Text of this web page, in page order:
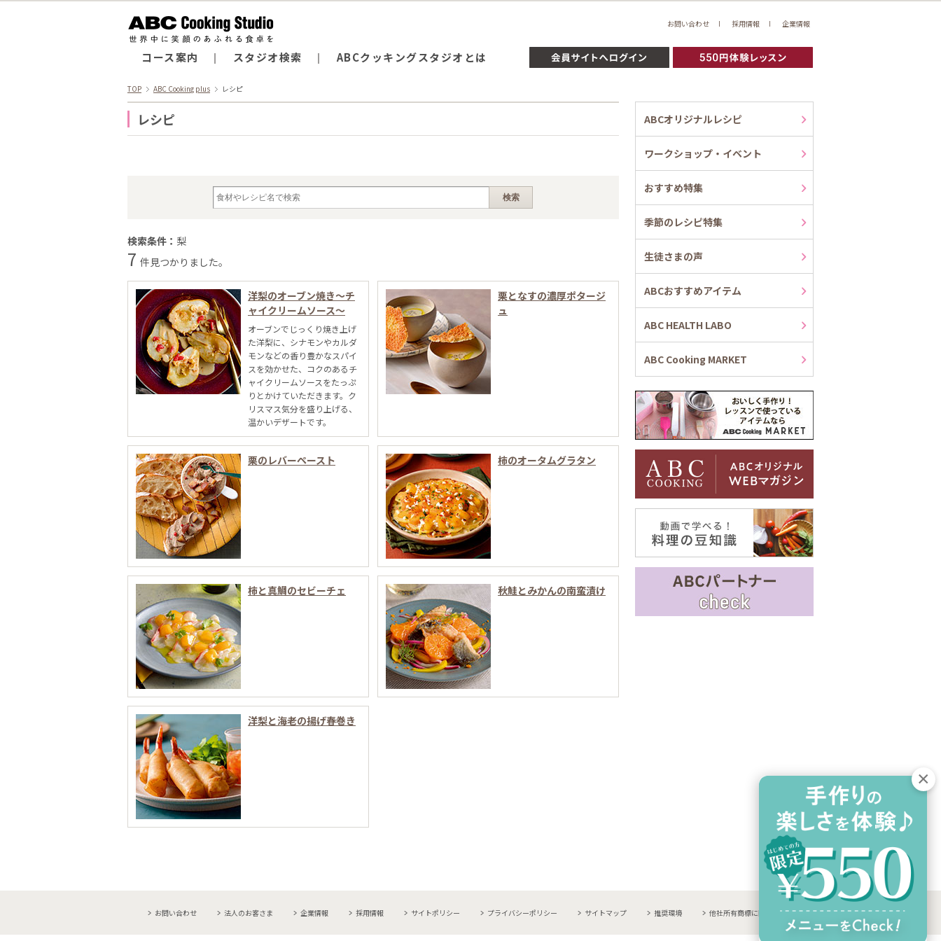
コース案内 スタジオ検索 ABCクッキングスタジオとは
お問い合わせ 採用情報 企業情報
TOP ABC Cooking plus レシピ
レシピ
検索条件： 梨
7 件見つかりました。
洋梨のオーブン焼き〜チ
ャイクリームソース〜
オーブンでじっくり焼き上げ
た洋梨に、シナモンやカルダ
モンなどの香り豊かなスパイ
スを効かせた、コクのあるチ
ャイクリームソースをたっぷ
りとかけていただきます。ク
リスマス気分を盛り上げる、
温かいデザートです。
栗となすの濃厚ポタージ
ュ
栗のレバーペースト 柿のオータムグラタン
柿と真鯛のセビーチェ 秋鮭とみかんの南蛮漬け
洋梨と海老の揚げ春巻き
ABCオリジナルレシピ
ワークショップ・イベント
おすすめ特集
季節のレシピ特集
生徒さまの声
ABCおすすめアイテム
ABC HEALTH LABO
ABC Cooking MARKET
お問い合わせ 法人のお客さま 企業情報 採用情報 サイトポリシー プライバシーポリシー サイトマップ 推奨環境 他社所有商標に関する表示